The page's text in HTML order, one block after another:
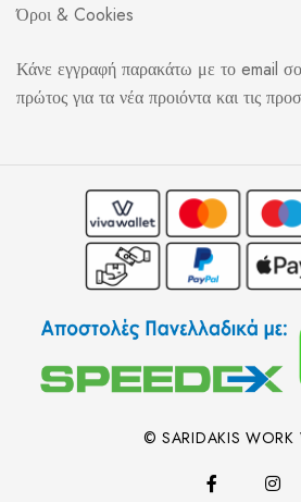
Όροι & Cookies
Κάνε εγγραφή παρακάτω με το email
πρώτος για τα νέα προιόντα και τις
© SARIDAKIS WORK